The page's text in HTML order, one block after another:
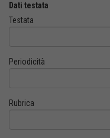
Dati testata
Testata
Periodicità
Rubrica